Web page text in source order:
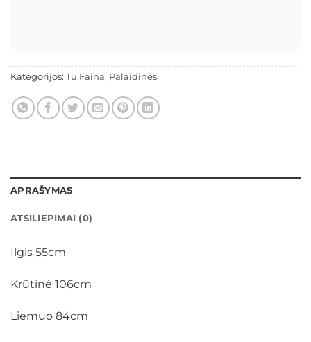
Kategorijos: Tu Faina, Palaidinės
APRAŠYMAS
ATSILIEPIMAI (0)
Ilgis 55cm
Krūtinė 106cm
Liemuo 84cm